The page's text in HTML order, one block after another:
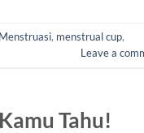
, menstrual cup,
Leave a
Tahu!